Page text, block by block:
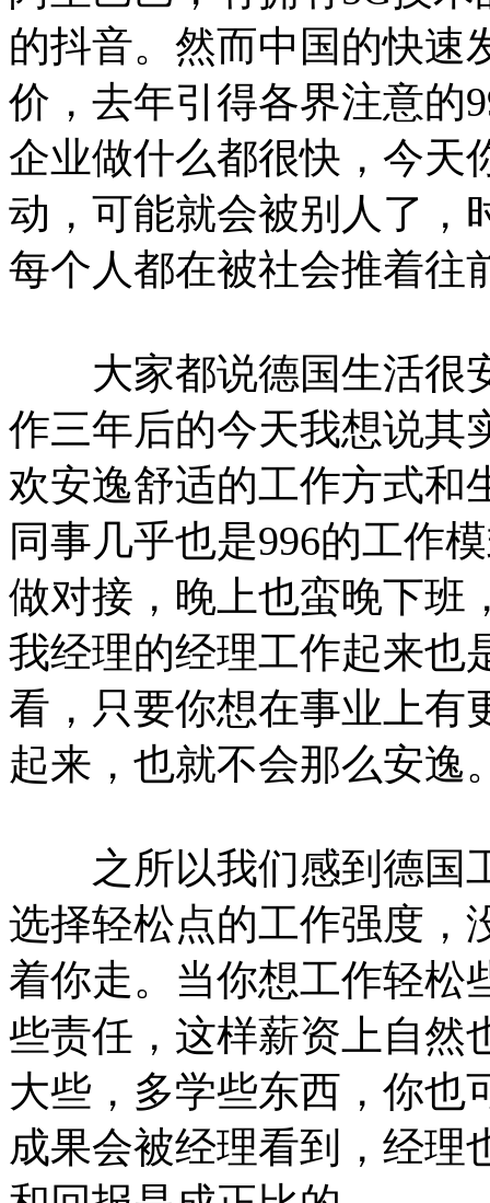
的抖音。然而中国的快速
价，去年引得各界注意的
企业做什么都很快，今天
动，可能就会被别人了，
每个人都在被社会推着往
大家都说德国生活很
作三年后的今天我想说其
欢安逸舒适的工作方式和
同事几乎也是996的工作
做对接，晚上也蛮晚下班
我经理的经理工作起来也
看，只要你想在事业上有
起来，也就不会那么安逸
之所以我们感到德国
选择轻松点的工作强度，
着你走。当你想工作轻松
些责任，这样薪资上自然
大些，多学些东西，你也
成果会被经理看到，经理